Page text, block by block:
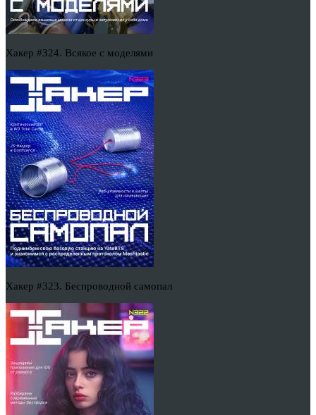
Хакер #324. Всякое с моделями
Хакер #323. Беспроводной самопал